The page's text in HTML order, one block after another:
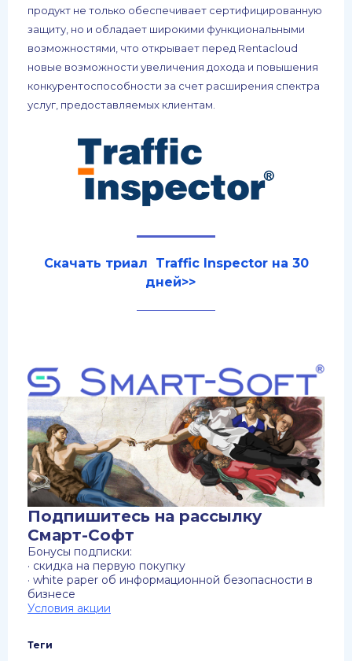
продукт не только обеспечивает сертифицированную
защиту, но и обладает широкими функциональными
возможностями, что открывает перед Rentacloud
новые возможности увеличения дохода и повышения
конкурентоспособности за счет расширения спектра
услуг, предоставляемых клиентам.
Скачать триал Traffic Inspector на 30
дней>>
Подпишитесь на рассылку
Смарт-Софт
Бонусы подписки:
· скидка на первую покупку
· white paper об информационной безопасности в
бизнесе
Условия акции
Теги